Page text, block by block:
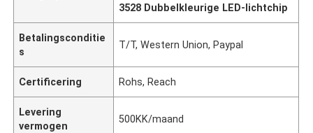
3528 Dubbelkleurige LED-lichtchip
Betalingsconditie
s
T/T, Western Union, Paypal
Certificering Rohs, Reach
Levering
vermogen
500KK/maand